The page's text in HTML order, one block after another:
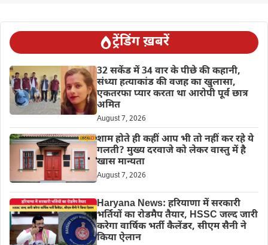
ट्रेंडिंग ख़बरें
32 सकेंड में 34 वार के पीछे की कहानी,
संध्या हत्याकांड की वजह का खुलासा,
एकतरफा प्यार करता था आरोपी पूर्व छात्र
अमित
August 7, 2026
शाम होते ही कहीं आप भी तो नहीं कर रहे ये
गलती? मुख्य दरवाजे को लेकर वास्तु में है
खास मान्यता
August 7, 2026
Haryana News: हरियाणा में सरकारी
भर्तियों का रोडमैप तैयार, HSSC जल्द जारी
करेगा वार्षिक भर्ती कैलेंडर, सीएम सैनी ने
किया ऐलान